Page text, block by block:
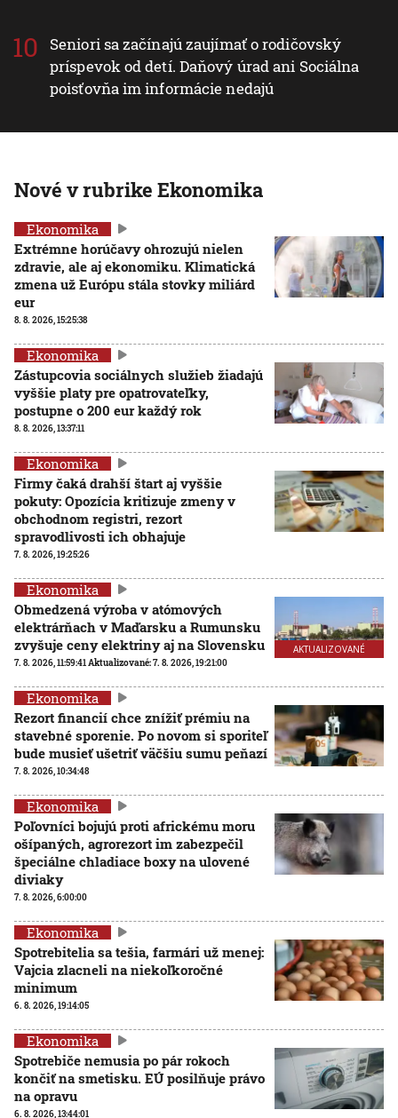
Seniori sa začínajú zaujímať o rodičovský
príspevok od detí. Daňový úrad ani Sociálna
poisťovňa im informácie nedajú
Nové v rubrike Ekonomika
Ekonomika
Extrémne horúčavy ohrozujú nielen
zdravie, ale aj ekonomiku. Klimatická
zmena už Európu stála stovky miliárd
eur
8. 8. 2026, 15:25:38
Ekonomika
Zástupcovia sociálnych služieb žiadajú
vyššie platy pre opatrovateľky,
postupne o 200 eur každý rok
8. 8. 2026, 13:37:11
Ekonomika
Firmy čaká drahší štart aj vyššie
pokuty: Opozícia kritizuje zmeny v
obchodnom registri, rezort
spravodlivosti ich obhajuje
7. 8. 2026, 19:25:26
AKTUALIZOVANÉ
Ekonomika
Obmedzená výroba v atómových
elektrárňach v Maďarsku a Rumunsku
zvyšuje ceny elektriny aj na Slovensku
7. 8. 2026, 11:59:41Aktualizované:7. 8. 2026, 19:21:00
Ekonomika
Rezort financií chce znížiť prémiu na
stavebné sporenie. Po novom si sporiteľ
bude musieť ušetriť väčšiu sumu peňazí
7. 8. 2026, 10:34:48
Ekonomika
Poľovníci bojujú proti africkému moru
ošípaných, agrorezort im zabezpečil
špeciálne chladiace boxy na ulovené
diviaky
7. 8. 2026, 6:00:00
Ekonomika
Spotrebitelia sa tešia, farmári už menej:
Vajcia zlacneli na niekoľkoročné
minimum
6. 8. 2026, 19:14:05
Ekonomika
Spotrebiče nemusia po pár rokoch
končiť na smetisku. EÚ posilňuje právo
na opravu
6. 8. 2026, 13:44:01